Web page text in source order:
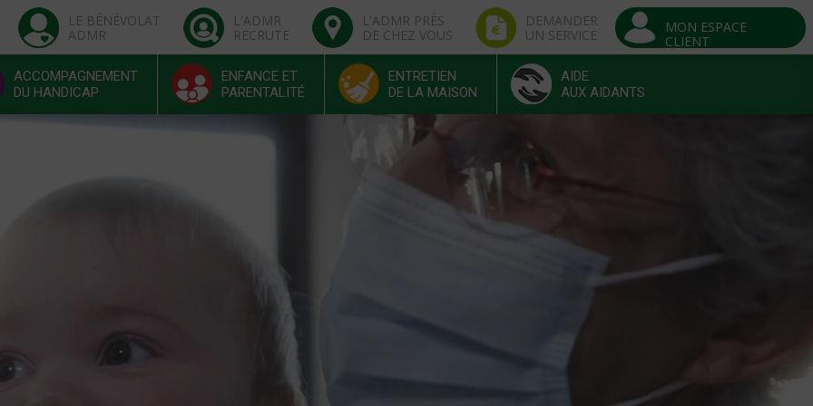
LE BÉNÉVOLAT
ADMR
L'ADMR
RECRUTE
L'ADMR PRÈS
DE CHEZ VOUS
DEMANDER
UN SERVICE
MON ESPACE
CLIENT
ACCOMPAGNEMENT
DU HANDICAP
ENFANCE ET
PARENTALITÉ
ENTRETIEN
DE LA MAISON
AIDE
AUX AIDANTS